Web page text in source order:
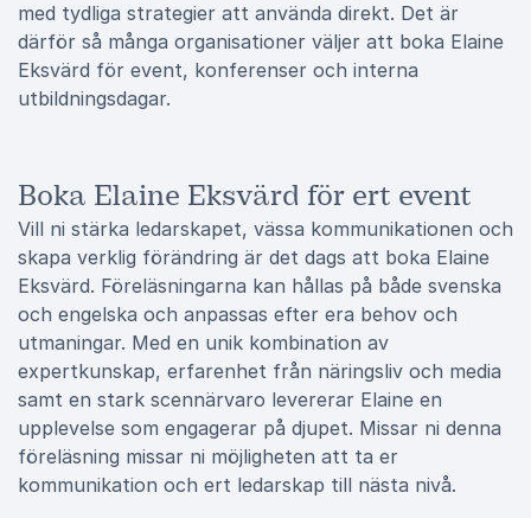
med tydliga strategier att använda direkt. Det är
därför så många organisationer väljer att boka Elaine
Eksvärd för event, konferenser och interna
utbildningsdagar.
Boka Elaine Eksvärd för ert event
Vill ni stärka ledarskapet, vässa kommunikationen och
skapa verklig förändring är det dags att boka Elaine
Eksvärd. Föreläsningarna kan hållas på både svenska
och engelska och anpassas efter era behov och
utmaningar. Med en unik kombination av
expertkunskap, erfarenhet från näringsliv och media
samt en stark scennärvaro levererar Elaine en
upplevelse som engagerar på djupet. Missar ni denna
föreläsning missar ni möjligheten att ta er
kommunikation och ert ledarskap till nästa nivå.